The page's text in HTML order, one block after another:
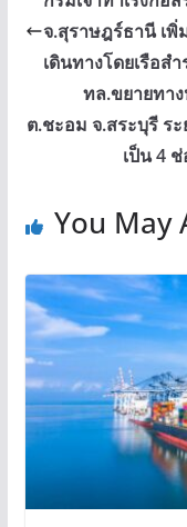
จ.สุราษฎร์ธานี เ
เดินทางโดยเรือ
ทล.ขยายทา
ต.ชะอม จ.สระบุรี ร
เป็น 4
You May